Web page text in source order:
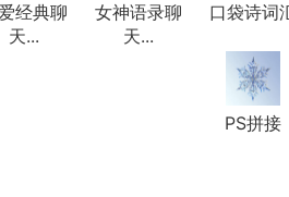
经典聊
天...
女神语录聊
天...
口袋诗词
PS拼接